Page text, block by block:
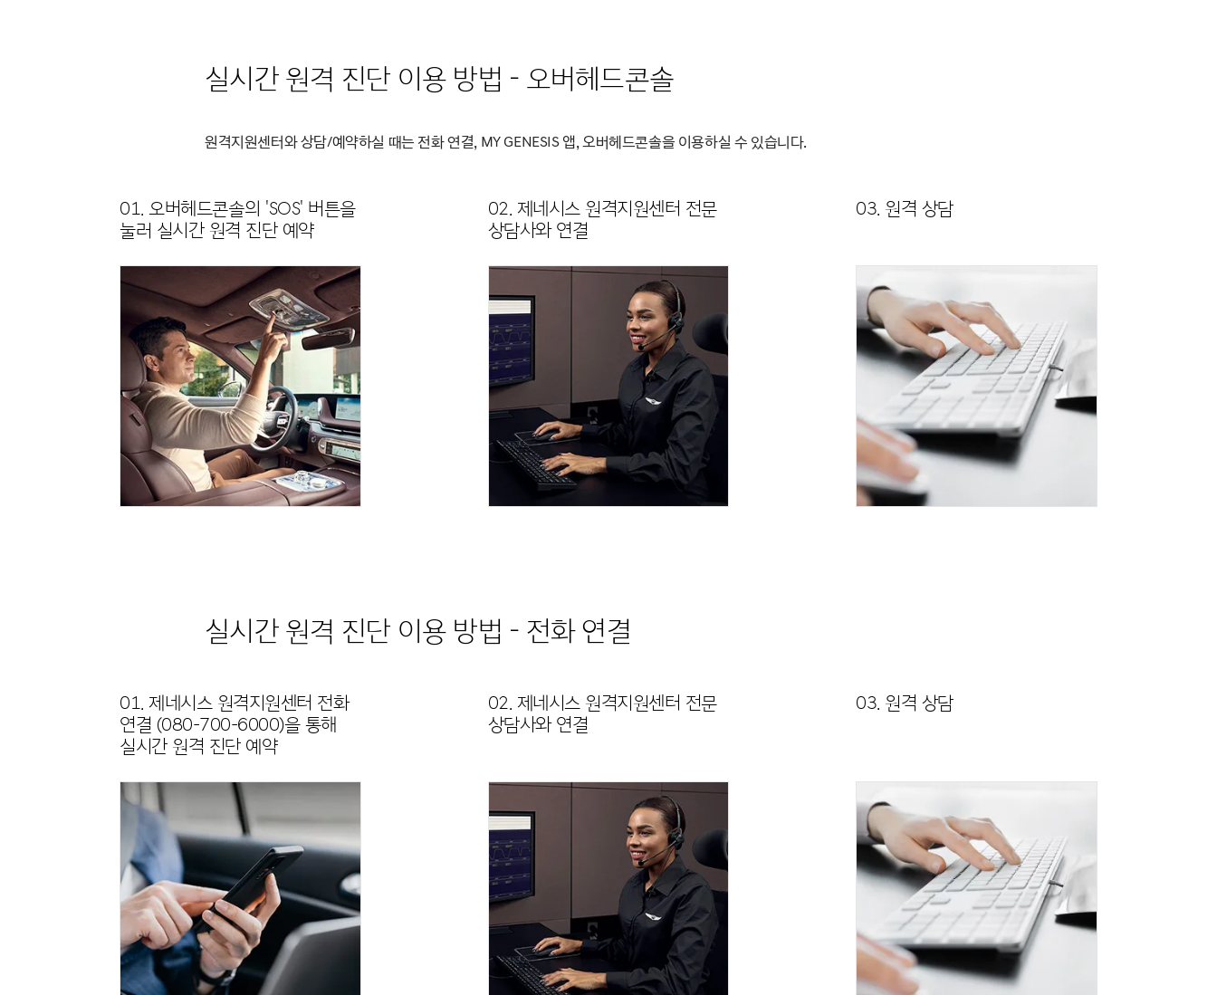
실시간 원격 진단 이용 방법 - 오버헤드콘솔
원격지원센터와 상담/예약하실 때는 전화 연결, MY GENESIS 앱, 오버헤드콘솔을 이용하실 수 있습니다.
01. 오버헤드콘솔의 'SOS' 버튼을
눌러 실시간 원격 진단 예약
02. 제네시스 원격지원센터 전문
상담사와 연결
03. 원격 상담
실시간 원격 진단 이용 방법 - 전화 연결
01. 제네시스 원격지원센터 전화
연결 (080-700-6000)을 통해
실시간 원격 진단 예약
02. 제네시스 원격지원센터 전문
상담사와 연결
03. 원격 상담